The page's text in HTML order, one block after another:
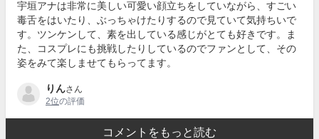
宇垣アナは非常に美しい可愛い顔立ちをしていながら、すごい
毒舌をはいたり、ぶっちゃけたりするので見ていて気持ちいで
す。ツンケンして、素を出している感じがとても好きです。ま
た、コスプレにも挑戦したりしているのでファンとして、その
姿をみて楽しませてもらってます。
りんさん
2位の評価
コメントをもっと読む